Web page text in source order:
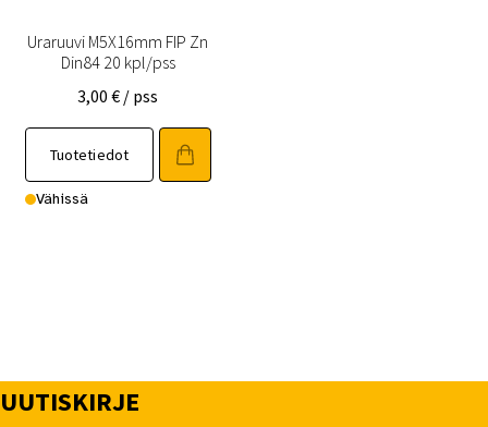
Uraruuvi M5X16mm FIP Zn
Din84 20 kpl/pss
3,00€ / pss
Tuotetiedot
Vähissä
UUTISKIRJE